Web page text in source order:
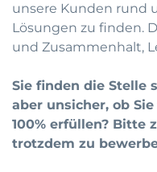
unsere Kunden rund
Lösungen zu finden.
und Zusammenhalt,
Sie finden die Stelle
aber unsicher, ob
100% erfüllen? Bitte
trotzdem zu